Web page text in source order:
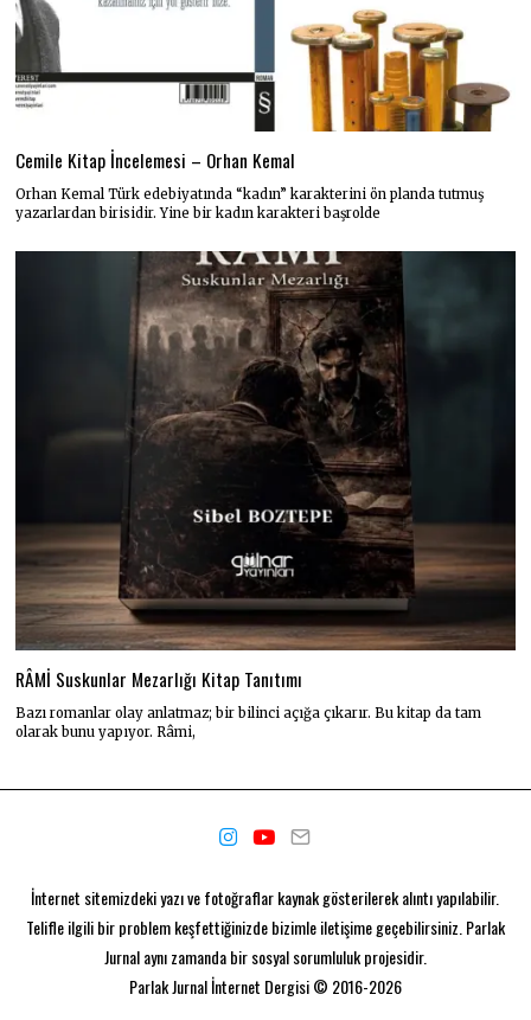
Cemile Kitap İncelemesi – Orhan Kemal
Orhan Kemal Türk edebiyatında “kadın” karakterini ön planda tutmuş
yazarlardan birisidir. Yine bir kadın karakteri başrolde
RÂMİ Suskunlar Mezarlığı Kitap Tanıtımı
Bazı romanlar olay anlatmaz; bir bilinci açığa çıkarır. Bu kitap da tam
olarak bunu yapıyor. Râmi,
İnternet sitemizdeki yazı ve fotoğraflar kaynak gösterilerek alıntı yapılabilir.
Telifle ilgili bir problem keşfettiğinizde bizimle iletişime geçebilirsiniz. Parlak
Jurnal aynı zamanda birsosyal sorumluluk projesidir.
Parlak Jurnalİnternet Dergisi © 2016-2026